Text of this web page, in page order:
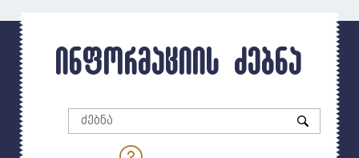
ინფორმაციის ძებნა